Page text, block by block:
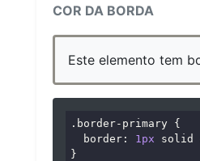
COR DA BORDA
Este elemento tem
.border-primary {
border : 1px solid
}